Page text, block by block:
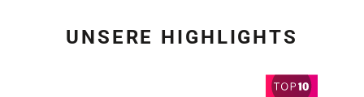
UNSERE HIGHLIGHTS